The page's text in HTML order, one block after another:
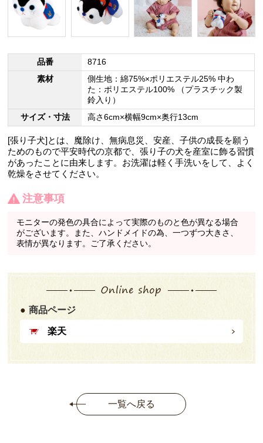
品番
8716
素材
側生地：綿75%×ポリエステル25% 中わ
た：ポリエステル100% （プラスチック製
鈴入り）
サイズ・寸法
高さ6cm×横幅9cm×奥行13cm
[張り子犬]とは、魔除け、無病息災、安産、子供の成長を願う
ためのもので平安時代の京都で、張り子の犬を産室に飾る習慣
があったことに由来します。お洗濯は軽く手洗いをして、よく
乾燥をさせてください。
注意事項
モニターの発色の具合によって実際のものと色が異なる場合
がございます。また、ハンドメイドの為、一つずつ大きさ、
表情が異なります。ご了承ください。
商品ページ
楽天
一覧へ戻る